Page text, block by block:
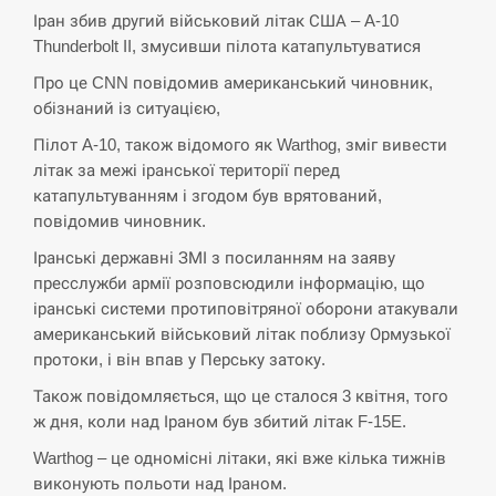
СЕРПЕНЬ
14:53
Экс-послу в США Стефанишиной вручили новое
подозрение и избирают меру…
СЕРПЕНЬ
У Росії розгортається ракетний підрозділ КНДР –
Reuters
СЕРПЕНЬ
14:23
Поставки ракет для ПВО сократились втрое,
СЕРПЕНЬ
14:10
У Румунії затоплять чотири баржі для
збільшення потоку води до…
Іран збив другий військовий літак США – A-10
Thunderbolt II, змусивши пілота катапультуватися
Про це CNN повідомив американський чиновник,
обізнаний із ситуацією,
Пілот A-10, також відомого як Warthog, зміг вивести
літак за межі іранської території перед
катапультуванням і згодом був врятований,
повідомив чиновник.
Іранські державні ЗМІ з посиланням на заяву
пресслужби армії розповсюдили інформацію, що
іранські системи протиповітряної оборони атакували
американський військовий літак поблизу Ормузької
протоки, і він впав у Перську затоку.
Також повідомляється, що це сталося 3 квітня, того
ж дня, коли над Іраном був збитий літак F-15E.
Warthog – це одномісні літаки, які вже кілька тижнів
виконують польоти над Іраном.